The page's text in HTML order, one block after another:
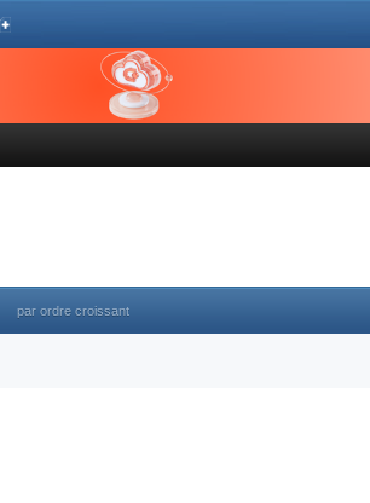
par ordre croissant